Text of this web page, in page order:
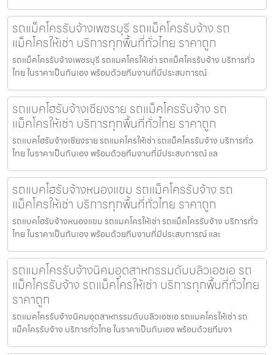
รถแม็คโครรับจ้างเพชรบุรี รถแม็คโครรับจ้าง รถ
แม็คโครให้เช่า บริการทุกพื้นที่ทั่วไทย ราคาถูก
รถแม็คโครรับจ้างเพชรบุรี รถแมคโครให้เช่า รถแม็คโครรับจ้าง บริการทั่ว
ไทย ในราคาเป็นกันเอง พร้อมด้วยทีมงานที่มีประสบการณ์
รถแบคโฮรับจ้างเชียงราย รถแม็คโครรับจ้าง รถ
แม็คโครให้เช่า บริการทุกพื้นที่ทั่วไทย ราคาถูก
รถแบคโฮรับจ้างเชียงราย รถแมคโครให้เช่า รถแม็คโครรับจ้าง บริการทั่ว
ไทย ในราคาเป็นกันเอง พร้อมด้วยทีมงานที่มีประสบการณ์ แล
รถแบคโฮรับจ้างหนองแขม รถแม็คโครรับจ้าง รถ
แม็คโครให้เช่า บริการทุกพื้นที่ทั่วไทย ราคาถูก
รถแบคโฮรับจ้างหนองแขม รถแมคโครให้เช่า รถแม็คโครรับจ้าง บริการทั่ว
ไทย ในราคาเป็นกันเอง พร้อมด้วยทีมงานที่มีประสบการณ์ และ
รถแมคโครรับจ้างนิคมอุตสาหกรรมดับบลิวเอชเอ รถ
แม็คโครรับจ้าง รถแม็คโครให้เช่า บริการทุกพื้นที่ทั่วไทย
ราคาถูก
รถแมคโครรับจ้างนิคมอุตสาหกรรมดับบลิวเอชเอ รถแมคโครให้เช่า รถ
แม็คโครรับจ้าง บริการทั่วไทย ในราคาเป็นกันเอง พร้อมด้วยทีมงา